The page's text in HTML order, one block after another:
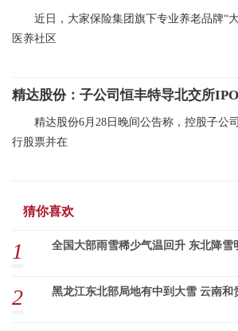
近日，大家保险集团旗下专业养老品牌“
医养社区
精达股份6月28日晚间公告称，控股子公
行股票并在
猜你喜欢
1 全国大部雨雪稀少气温回升 东北降雪
2 黑龙江东北部局地有中到大雪 云南和